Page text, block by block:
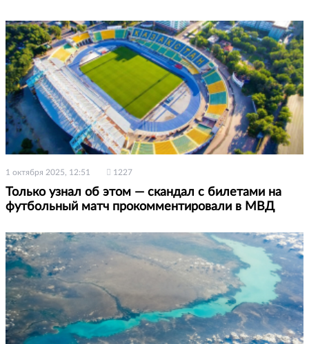
1 октября 2025, 12:51 1227
Только узнал об этом — скандал с билетами на
футбольный матч прокомментировали в МВД